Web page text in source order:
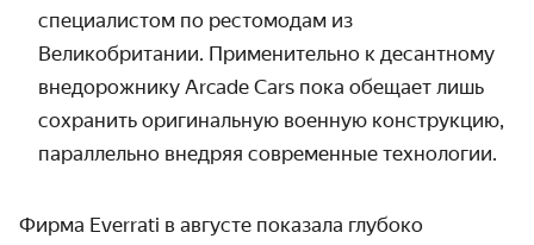
специалистом по рестомодам из
Великобритании. Применительно к десантному
внедорожнику Arcade Cars пока обещает лишь
сохранить оригинальную военную конструкцию,
параллельно внедряя современные технологии.
Фирма Everrati в августе показала глубоко